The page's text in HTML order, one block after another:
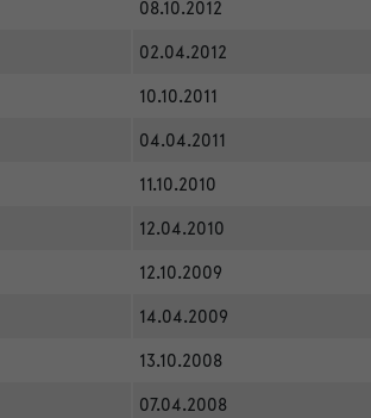
08.10.2012
02.04.2012
10.10.2011
04.04.2011
11.10.2010
12.04.2010
12.10.2009
14.04.2009
13.10.2008
07.04.2008